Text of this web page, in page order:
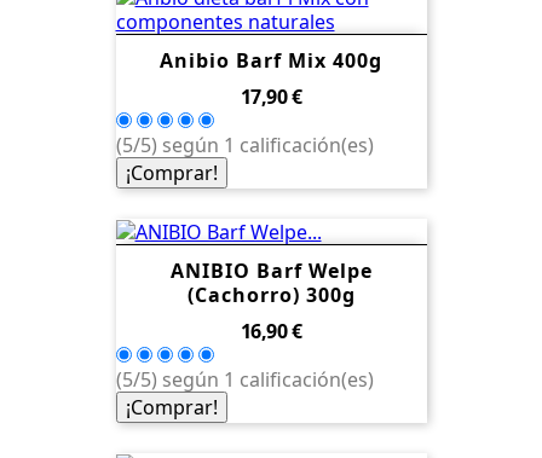
Anibio Barf Mix 400g
Precio
17,90 €
(5/5) según 1 calificación(es)
¡Comprar!
ANIBIO Barf Welpe
(Cachorro) 300g
Precio
16,90 €
(5/5) según 1 calificación(es)
¡Comprar!